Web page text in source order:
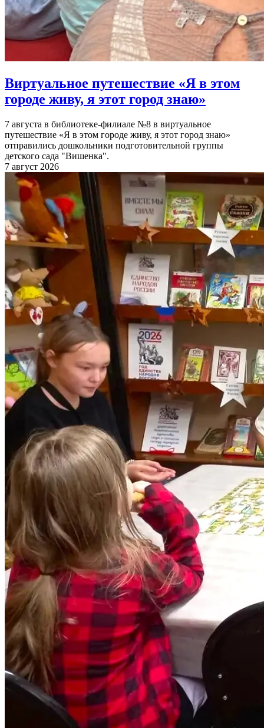
Виртуальное путешествие «Я в этом
городе живу, я этот город знаю»
7 августа в библиотеке-филиале №8 в виртуальное
путешествие «Я в этом городе живу, я этот город знаю»
отправились дошкольники подготовительной группы
детского сада "Вишенка".
7 август 2026